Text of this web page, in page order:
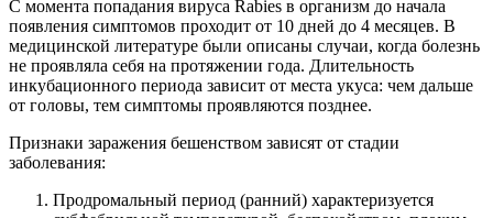
С момента попадания вируса Rabies в организм до начала
появления симптомов проходит от 10 дней до 4 месяцев. В
медицинской литературе были описаны случаи, когда болезнь
не проявляла себя на протяжении года. Длительность
инкубационного периода зависит от места укуса: чем дальше
от головы, тем симптомы проявляются позднее.
Признаки заражения бешенством зависят от стадии
заболевания:
Продромальный период (ранний) характеризуется